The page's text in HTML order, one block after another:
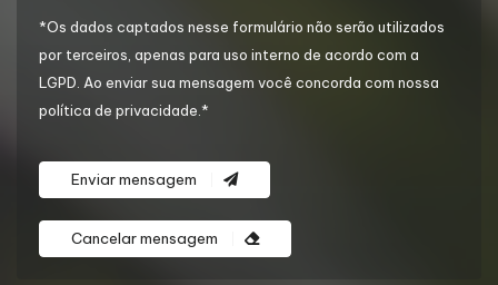
*Os dados captados nesse formulário não serão utilizados
por terceiros, apenas para uso interno de acordo com a
LGPD . Ao enviar sua mensagem você concorda com nossa
política de privacidade.*
Enviar mensagem
Cancelar mensagem